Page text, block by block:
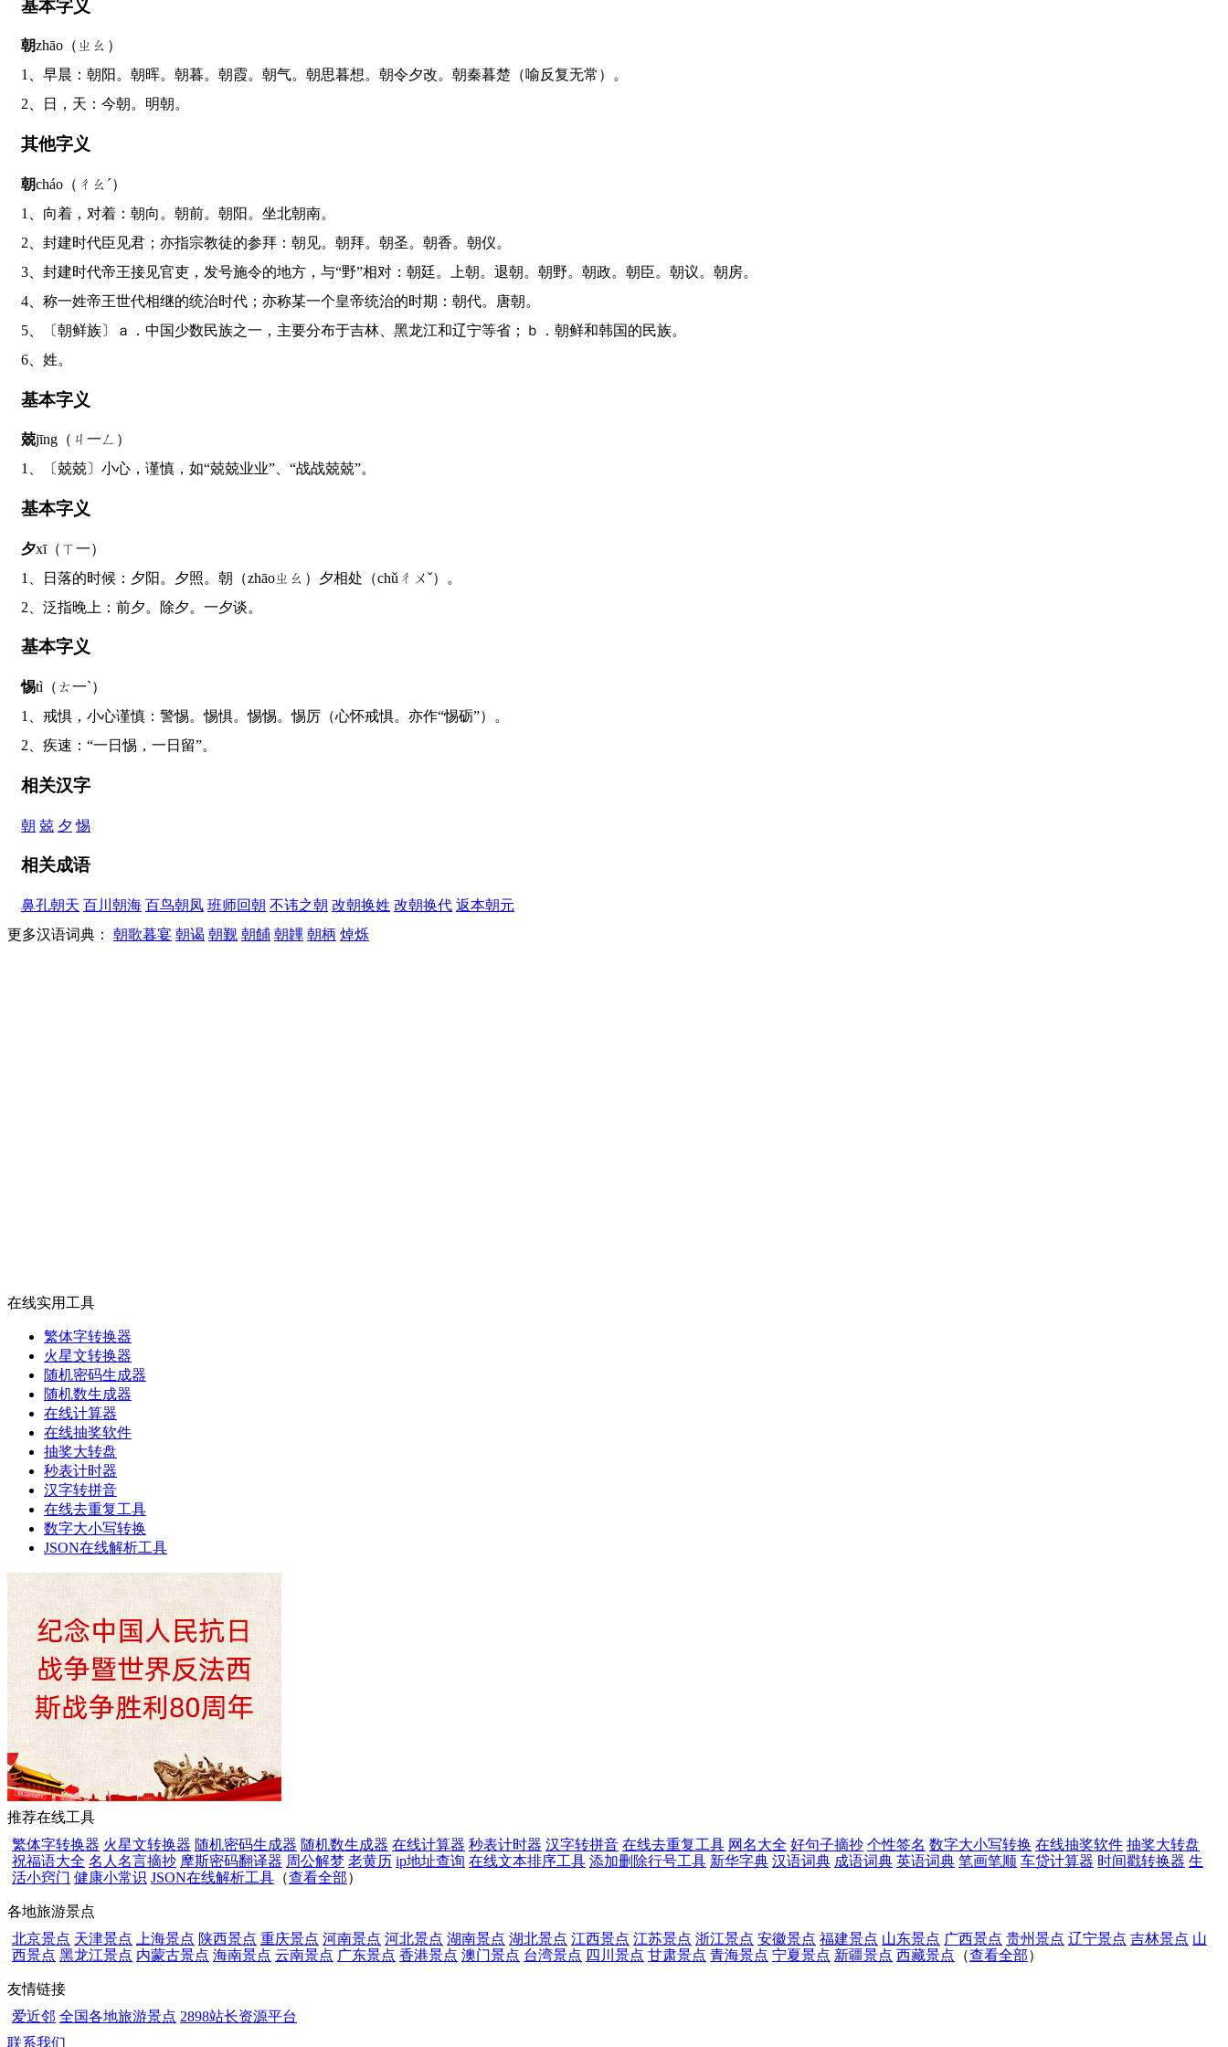
基本字义
朝zhāo（ㄓㄠ）
1、早晨：朝阳。朝晖。朝暮。朝霞。朝气。朝思暮想。朝令夕改。朝秦暮楚（喻反复无常）。
2、日，天：今朝。明朝。
其他字义
朝cháo（ㄔㄠˊ）
1、向着，对着：朝向。朝前。朝阳。坐北朝南。
2、封建时代臣见君；亦指宗教徒的参拜：朝见。朝拜。朝圣。朝香。朝仪。
3、封建时代帝王接见官吏，发号施令的地方，与“野”相对：朝廷。上朝。退朝。朝野。朝政。朝臣。朝议。朝房。
4、称一姓帝王世代相继的统治时代；亦称某一个皇帝统治的时期：朝代。唐朝。
5、〔朝鲜族〕ａ．中国少数民族之一，主要分布于吉林、黑龙江和辽宁等省；ｂ．朝鲜和韩国的民族。
6、姓。
基本字义
兢jīng（ㄐ一ㄥ）
1、〔兢兢〕小心，谨慎，如“兢兢业业”、“战战兢兢”。
基本字义
夕xī（ㄒ一）
1、日落的时候：夕阳。夕照。朝（zhāoㄓㄠ）夕相处（chǔㄔㄨˇ）。
2、泛指晚上：前夕。除夕。一夕谈。
基本字义
惕tì（ㄊ一ˋ）
1、戒惧，小心谨慎：警惕。惕惧。惕惕。惕厉（心怀戒惧。亦作“惕砺”）。
2、疾速：“一日惕，一日留”。
相关汉字
朝 兢 夕 惕
相关成语
鼻孔朝天 百川朝海 百鸟朝凤 班师回朝 不讳之朝 改朝换姓 改朝换代 返本朝元
更多汉语词典： 朝歌暮宴 朝谒 朝觐 朝餔 朝韠 朝柄 焯烁
在线实用工具
繁体字转换器
火星文转换器
随机密码生成器
随机数生成器
在线计算器
在线抽奖软件
抽奖大转盘
秒表计时器
汉字转拼音
在线去重复工具
数字大小写转换
JSON在线解析工具
推荐在线工具
繁体字转换器 火星文转换器 随机密码生成器 随机数生成器 在线计算器 秒表计时器 汉字转拼音 在线去重复工具 网名大全 好句子摘抄 个性签名 数字大小写转换 在线抽奖软件 抽奖大转盘
祝福语大全 名人名言摘抄 摩斯密码翻译器 周公解梦 老黄历 ip地址查询 在线文本排序工具 添加删除行号工具 新华字典 汉语词典 成语词典 英语词典 笔画笔顺 车贷计算器 时间戳转换器 生
活小窍门 健康小常识 JSON在线解析工具 （查看全部）
各地旅游景点
北京景点 天津景点 上海景点 陕西景点 重庆景点 河南景点 河北景点 湖南景点 湖北景点 江西景点 江苏景点 浙江景点 安徽景点 福建景点 山东景点 广西景点 贵州景点 辽宁景点 吉林景点 山
西景点 黑龙江景点 内蒙古景点 海南景点 云南景点 广东景点 香港景点 澳门景点 台湾景点 四川景点 甘肃景点 青海景点 宁夏景点 新疆景点 西藏景点 （查看全部）
友情链接
爱近邻 全国各地旅游景点 2898站长资源平台
联系我们